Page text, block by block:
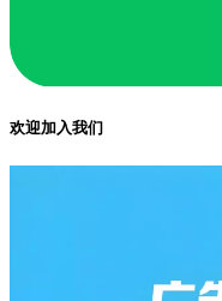
欢迎加入我们